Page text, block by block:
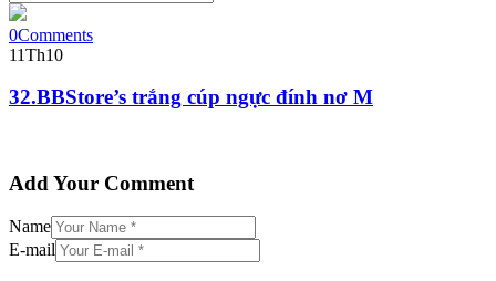
0Comments
11Th10
32.BBStore’s trắng cúp ngực đính nơ M
Add Your Comment
Name
E-mail